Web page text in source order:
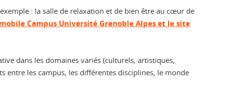
: la salle de relaxation et de bien être au cœur de
Campus Université Grenoble Alpes et le site
dans les domaines variés (culturels, artistiques,
entre les campus, les différentes disciplines, le monde